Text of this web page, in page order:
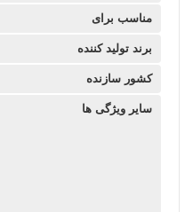
مناسب برای
برند تولید کننده
کشور سازنده
سایر ویژگی ها